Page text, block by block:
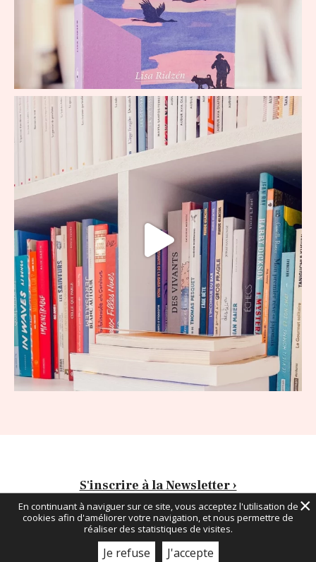
S'inscrire à la Newsletter ›
Mentions légales
Gestion des Cookies
Suivez-moi sur :
En continuant à naviguer sur ce site, vous acceptez l'utilisation de
cookies afin d'améliorer votre navigation, et nous permettre de
réaliser des statistiques de visites.
Je refuse J'accepte
×